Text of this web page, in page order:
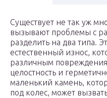
Существует не так уж
вызывают проблемы с
разделить на два типа.
естественный износ,
различным
целостность и
маленький камень,
под колес, может